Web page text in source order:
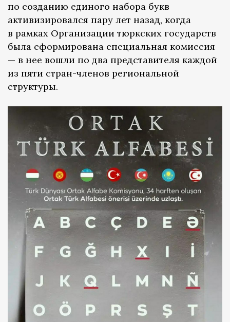
по созданию единого набора букв
активизировался пару лет назад, когда
в рамках Организации тюркских государств
была сформирована специальная комиссия
— в нее вошли по два представителя каждой
из пяти стран-членов региональной
структуры.